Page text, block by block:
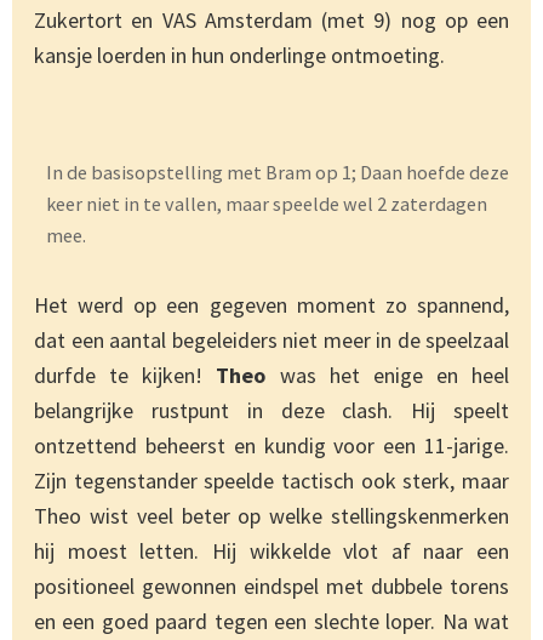
Zukertort en VAS Amsterdam (met 9) nog op een
kansje loerden in hun onderlinge ontmoeting.
In de basisopstelling met Bram op 1; Daan hoefde deze
keer niet in te vallen, maar speelde wel 2 zaterdagen
mee.
Het werd op een gegeven moment zo spannend,
dat een aantal begeleiders niet meer in de speelzaal
durfde te kijken! Theo was het enige en heel
belangrijke rustpunt in deze clash. Hij speelt
ontzettend beheerst en kundig voor een 11-jarige.
Zijn tegenstander speelde tactisch ook sterk, maar
Theo wist veel beter op welke stellingskenmerken
hij moest letten. Hij wikkelde vlot af naar een
positioneel gewonnen eindspel met dubbele torens
en een goed paard tegen een slechte loper. Na wat